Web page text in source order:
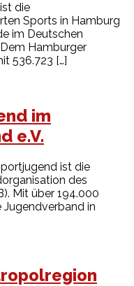
die
Sports in Hamburg
im Deutschen
Hamburger
536.723 […]
im
e.V.
ist die
des
Mit über 194.000
in